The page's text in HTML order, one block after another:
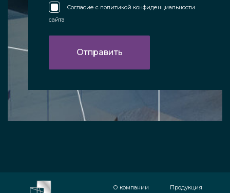
Согласие с политикой конфиденциальности
сайта
О компании
Продукция